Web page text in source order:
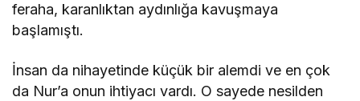
feraha, karanlıktan aydınlığa kavuşmaya
başlamıştı.
İnsan da nihayetinde küçük bir alemdi ve en çok
da Nur’a onun ihtiyacı vardı. O sayede nesilden